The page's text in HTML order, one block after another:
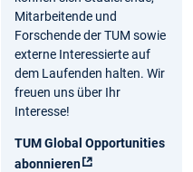
Mitarbeitende und
Forschende der TUM sowie
externe Interessierte auf
dem Laufenden halten. Wir
freuen uns über Ihr
Interesse!
TUM Global Opportunities
abonnieren